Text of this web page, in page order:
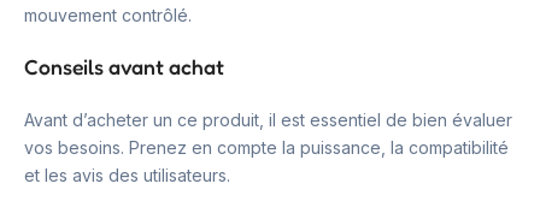
mouvement contrôlé.
Conseils avant achat
Avant d’acheter un ce produit, il est essentiel de bien évaluer
vos besoins. Prenez en compte la puissance, la compatibilité
et les avis des utilisateurs.